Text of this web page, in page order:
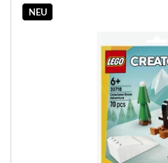
NEU